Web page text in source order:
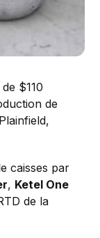
$110
de
caisses par
, Ketel One
de la